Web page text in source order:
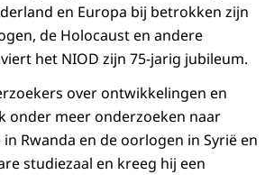
en Europa bij betrokken zijn
de Holocaust en andere
het NIOD zijn 75-jarig jubileum.
over ontwikkelingen en
onder meer onderzoeken naar
Rwanda en de oorlogen in Syrië en
studiezaal en kreeg hij een